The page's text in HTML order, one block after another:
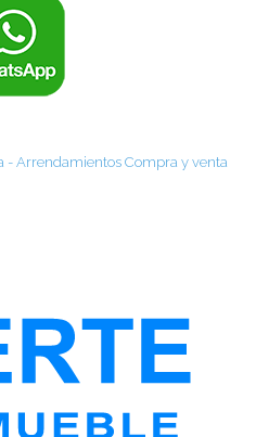
- Arrendamientos Compra y venta